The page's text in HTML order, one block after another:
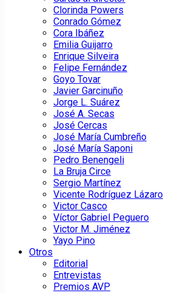
Clorinda Powers
Conrado Gómez
Cora Ibáñez
Emilia Guijarro
Enrique Silveira
Felipe Fernández
Goyo Tovar
Javier Garcinuño
Jorge L. Suárez
José A. Secas
José Cercas
José María Cumbreño
José María Saponi
Pedro Benengeli
La Bruja Circe
Sergio Martínez
Vicente Rodríguez Lázaro
Victor Casco
Víctor Gabriel Peguero
Victor M. Jiménez
Yayo Pino
Otros
Editorial
Entrevistas
Premios AVP